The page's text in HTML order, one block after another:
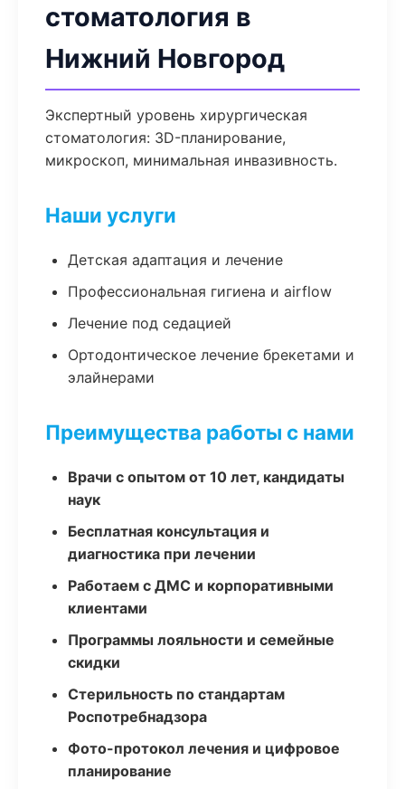
стоматология в
Нижний Новгород
Экспертный уровень хирургическая
стоматология: 3D-планирование,
микроскоп, минимальная инвазивность.
Наши услуги
Детская адаптация и лечение
Профессиональная гигиена и airflow
Лечение под седацией
Ортодонтическое лечение брекетами и
элайнерами
Преимущества работы с нами
Врачи с опытом от 10 лет, кандидаты
наук
Бесплатная консультация и
диагностика при лечении
Работаем с ДМС и корпоративными
клиентами
Программы лояльности и семейные
скидки
Стерильность по стандартам
Роспотребнадзора
Фото-протокол лечения и цифровое
планирование